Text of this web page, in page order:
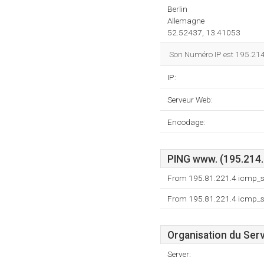
Berlin
Allemagne
52.52437, 13.41053
Son Numéro IP est
IP:
Serveur Web:
Encodage:
PING www.
From 195.81.221.4
From 195.81.221.4
Organisation du
Server: